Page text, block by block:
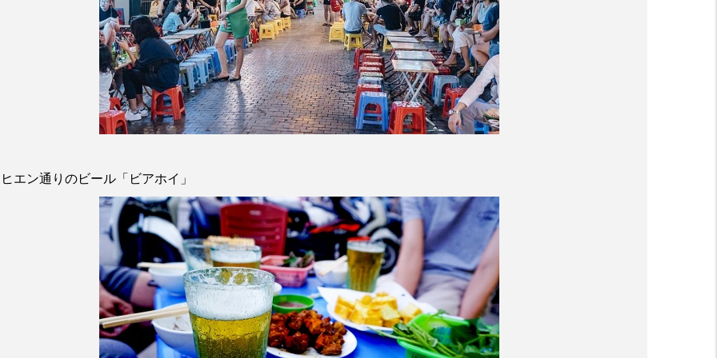
エン通りのビール「ビアホイ」